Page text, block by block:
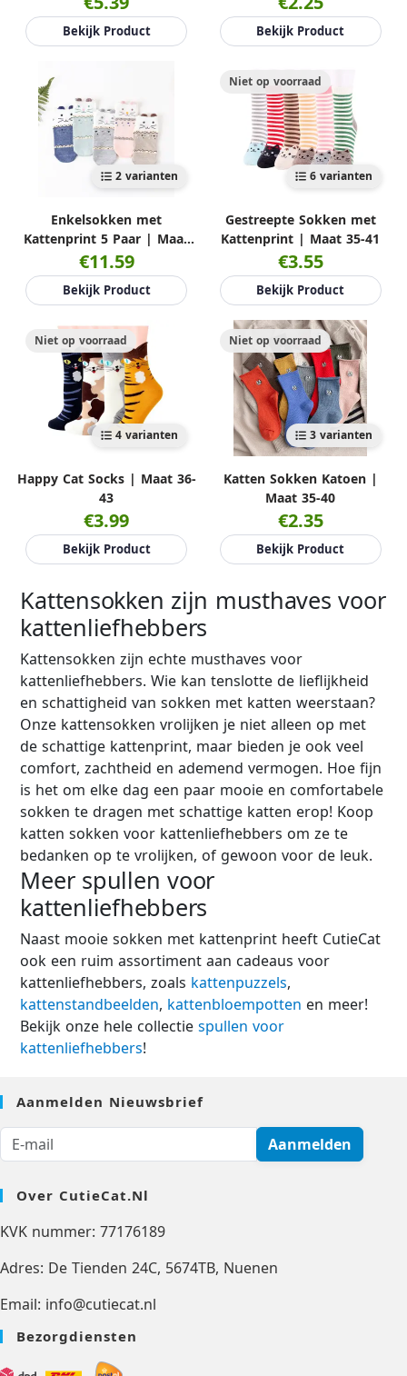
Bekijk Product Bekijk Product
2 varianten
Enkelsokken met
Kattenprint 5 Paar | Maat
35-39
€11.59
Bekijk Product
Niet op voorraad
6 varianten
Gestreepte Sokken met
Kattenprint | Maat 35-41
€3.55
Bekijk Product
Niet op voorraad
4 varianten
Happy Cat Socks | Maat 36-
43
€3.99
Bekijk Product
Niet op voorraad
3 varianten
Katten Sokken Katoen |
Maat 35-40
€2.35
Bekijk Product
Kattensokken zijn musthaves voor
kattenliefhebbers
Kattensokken zijn echte musthaves voor
kattenliefhebbers. Wie kan tenslotte de lieflijkheid
en schattigheid van sokken met katten weerstaan?
Onze kattensokken vrolijken je niet alleen op met
de schattige kattenprint, maar bieden je ook veel
comfort, zachtheid en ademend vermogen. Hoe fijn
is het om elke dag een paar mooie en comfortabele
sokken te dragen met schattige katten erop! Koop
katten sokken voor kattenliefhebbers om ze te
bedanken op te vrolijken, of gewoon voor de leuk.
Meer spullen voor
kattenliefhebbers
Naast mooie sokken met kattenprint heeft CutieCat
ook een ruim assortiment aan cadeaus voor
kattenliefhebbers, zoals kattenpuzzels,
kattenstandbeelden, kattenbloempotten en meer!
Bekijk onze hele collectiespullen voor
kattenliefhebbers!
Aanmelden Nieuwsbrief
Aanmelden
Over CutieCat.nl
KVK nummer: 77176189
Adres: De Tienden 24C, 5674TB, Nuenen
Email: info@cutiecat.nl
Bezorgdiensten